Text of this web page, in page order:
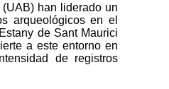
han liderado un
arqueológicos en el
de Sant Maurici
a este entorno en
de registros